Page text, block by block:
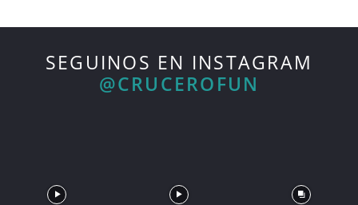
SEGUINOS EN INSTAGRAM
@CRUCEROFUN